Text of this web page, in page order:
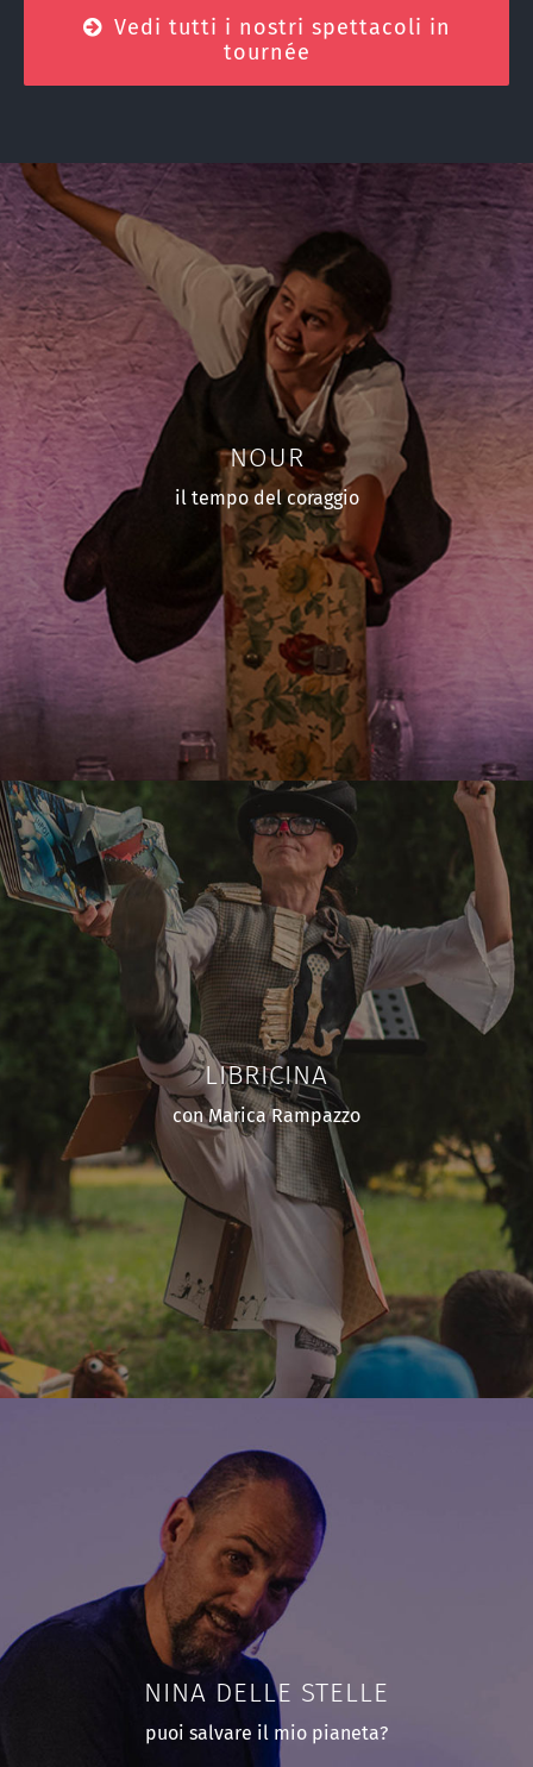
Vedi tutti i nostri spettacoli in
tournée
NOUR
il tempo del coraggio
LIBRICINA
con Marica Rampazzo
NINA DELLE STELLE
puoi salvare il mio pianeta?